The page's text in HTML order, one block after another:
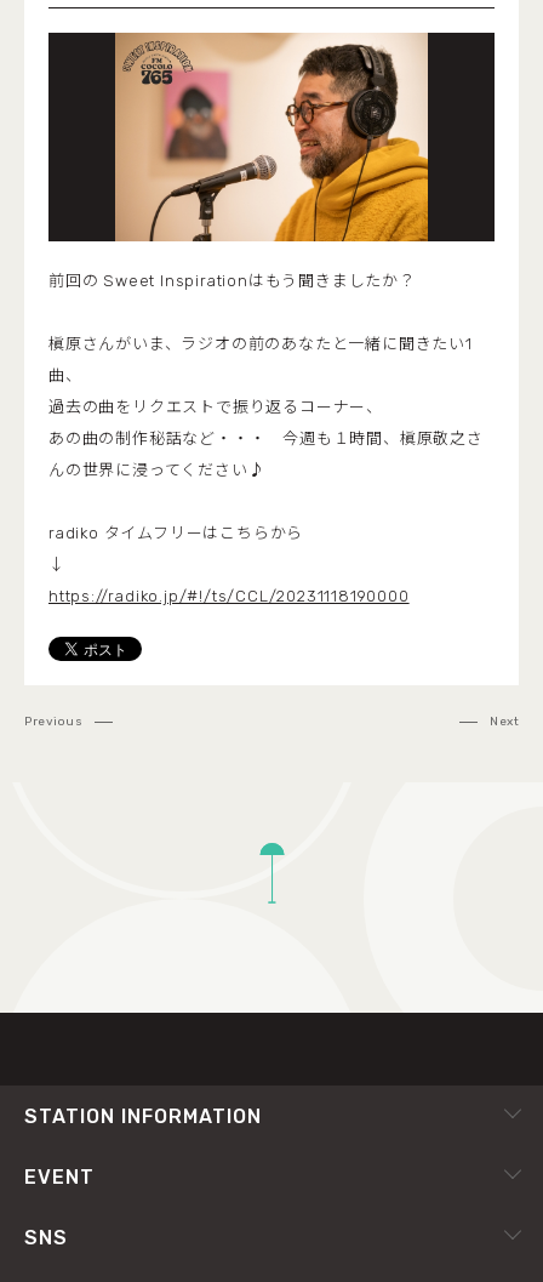
前回の Sweet Inspirationはもう聞きましたか？
槇原さんがいま、ラジオの前のあなたと一緒に聞きたい1
曲、
過去の曲をリクエストで振り返るコーナー、
あの曲の制作秘話など・・・ 今週も１時間、槇原敬之さ
んの世界に浸ってください♪
radiko タイムフリーはこちらから
↓
https://radiko.jp/#!/ts/CCL/20231118190000
Previous Next
STATION INFORMATION
会社概要
EVENT
ピックアップ
SNS